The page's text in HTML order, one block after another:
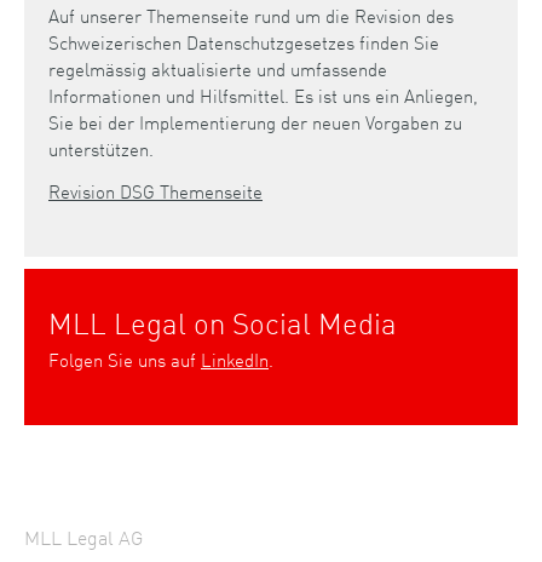
Auf unserer Themenseite rund um die Revision des
Schweizerischen Datenschutzgesetzes finden Sie
regelmässig aktualisierte und umfassende
Informationen und Hilfsmittel. Es ist uns ein Anliegen,
Sie bei der Implementierung der neuen Vorgaben zu
unterstützen.
Revision DSG Themenseite
MLL Legal on Social Media
Folgen Sie uns auf LinkedIn.
MLL Legal AG